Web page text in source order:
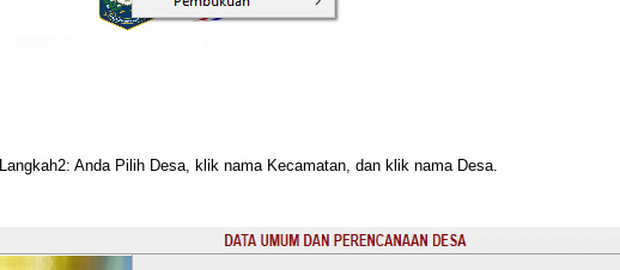
Langkah2: Anda Pilih Desa, klik nama Kecamatan, dan klik nama Desa.